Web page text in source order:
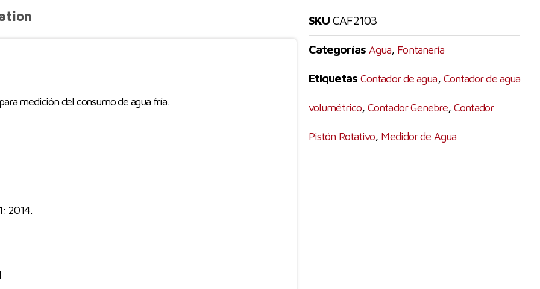
medición del consumo de agua fría.
2014.
SKU CAF2103
Categorías Agua, Fontanería
Etiquetas Contador de agua, Contador de agua
volumétrico,Contador Genebre, Contador
Pistón Rotativo, Medidor de Agua